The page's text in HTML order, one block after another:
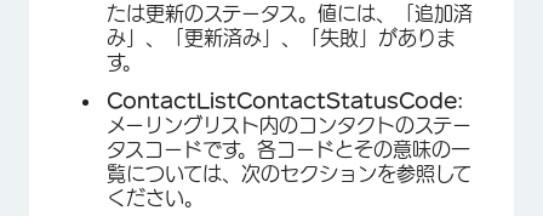
たは更新のステータス。値には、「追加済
み」、「更新済み」、「失敗」がありま
す。
ContactListContactStatusCode:
メーリングリスト内のコンタクトのステー
タスコードです。各コードとその意味の一
覧については、次のセクションを参照して
ください。